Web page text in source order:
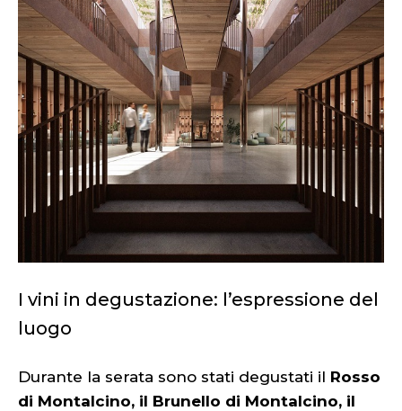
I vini in degustazione: l’espressione del
luogo
Durante la serata sono stati degustati il Rosso
di Montalcino, il Brunello di Montalcino, il